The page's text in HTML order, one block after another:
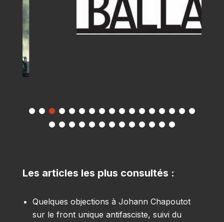
Les articles les plus consultés :
Quelques objections à Johann Chapoutot
sur le front unique antifasciste, suivi du